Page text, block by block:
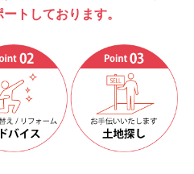
トしております。